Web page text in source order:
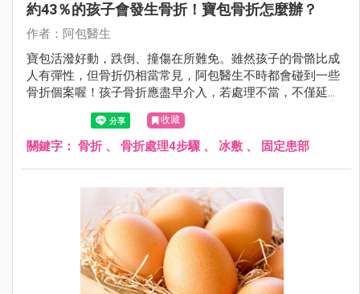
約43％的孩子會發生骨折！寶包骨折怎麼辦？
作者：阿包醫生
寶包活潑好動，跌倒、撞傷在所難免。雖然孩子的骨骼比成
人有彈性，但骨折仍相當常見，阿包醫生不時都會碰到一些
骨折個案喔！孩子骨折應盡早介入，若處理不當，不僅延誤
治療，還可能影響骨骼發育與日常生活。
收藏
關鍵字： 骨折 、 骨折處理4步驟 、 冰敷 、 固定患部